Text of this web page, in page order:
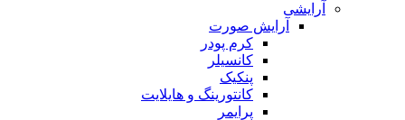
آرایشی
آرایش صورت
کرم پودر
کانسیلر
پنکیک
کانتورینگ و هایلایت
پرایمر